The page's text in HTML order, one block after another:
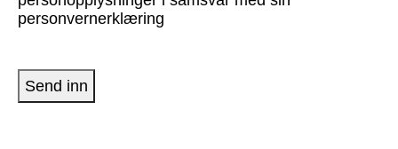
personvernerklæring
Send inn